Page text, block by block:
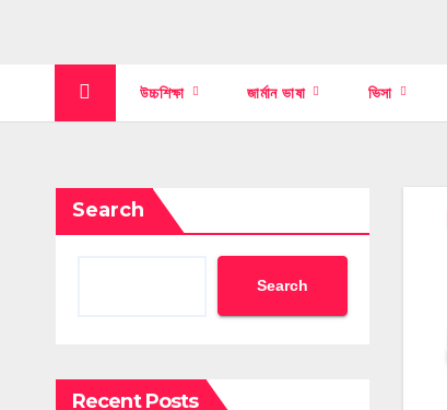
উচ্চশিক্ষা জার্মান ভাষা ভিসা
Search
Search
Recent Posts